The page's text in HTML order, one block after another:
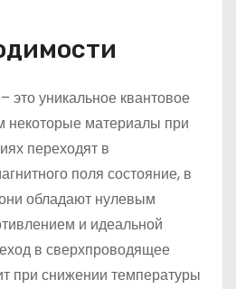
это уникальное квантовое
некоторые материалы при
переходят в
поля состояние, в
они обладают нулевым
и идеальной
в сверхпроводящее
при снижении температуры